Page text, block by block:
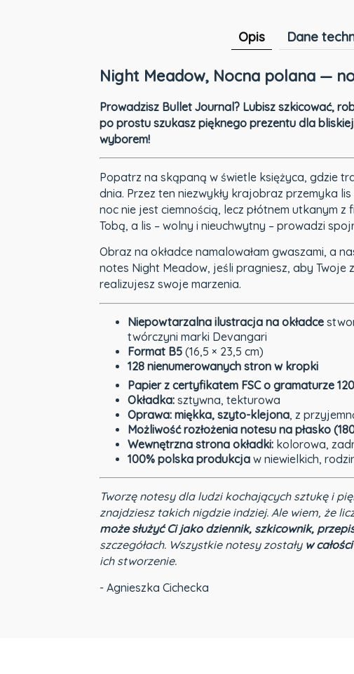
Opis Dane
Night Meadow, Nocna polana —
Prowadzisz Bullet Journal? Lubisz szkicować,
po prostu szukasz pięknego prezentu dla
wyborem!
Popatrz na skąpaną w świetle księżyca, gdzie
dnia. Przez ten niezwykły krajobraz przemyka
noc nie jest ciemnością, lecz płótnem utkanym
Tobą, a lis – wolny i nieuchwytny – prowadzi
Obraz na okładce namalowałam gwaszami, a
notes Night Meadow, jeśli pragniesz, aby Twoje
realizujesz swoje marzenia.
Niepowtarzalna ilustracja na okładce
twórczyni marki Devangari
Format B5 (16,5 × 23,5 cm)
128 nienumerowanych stron w kropki
Papier z certyfikatem FSC o gramaturze
Okładka: sztywna, tekturowa
Oprawa: miękka, szyto-klejona, z
Możliwość rozłożenia notesu na płasko
Wewnętrzna strona okładki: kolorowa,
100% polska produkcja w niewielkich,
Tworzę notesy dla ludzi kochających sztukę i
znajdziesz takich nigdzie indziej. Ale wiem, że
może służyć Ci jako dziennik, szkicownik,
szczegółach. Wszystkie notesy zostały w
ich stworzenie.
- Agnieszka Cichecka